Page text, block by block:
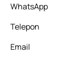
WhatsApp
Telepon
Email